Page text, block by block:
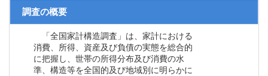
調査の概要
「全国家計構造調査」は、家計における
消費、所得、資産及び負債の実態を総合的
に把握し、世帯の所得分布及び消費の水
準、構造等を全国的及び地域別に明らかに